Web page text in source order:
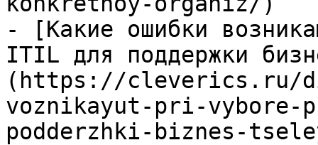
- [Какие ошибки
ITIL для поддержки
(https://cleverics.ru/
voznikayut-pri-
podderzhki-biznes-